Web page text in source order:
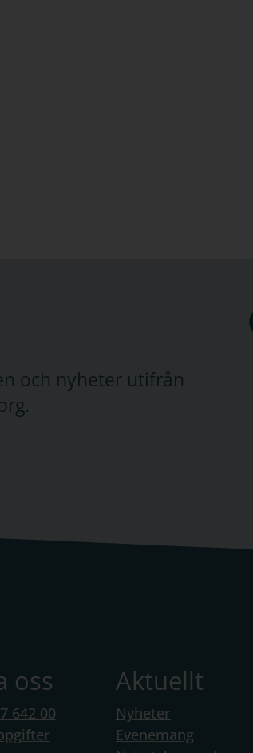
och nyheter utifrån
oss
642 00
Aktuellt
Nyheter
Evenemang